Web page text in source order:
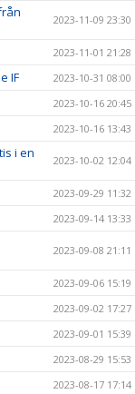
2023-11-09 23:30
2023-11-01 21:28
IF 2023-10-31 08:00
2023-10-16 20:45
2023-10-16 13:43
i en
2023-10-02 12:04
2023-09-29 11:32
2023-09-14 13:33
2023-09-08 21:11
2023-09-06 15:19
2023-09-02 17:27
2023-09-01 15:39
2023-08-29 15:53
2023-08-17 17:14